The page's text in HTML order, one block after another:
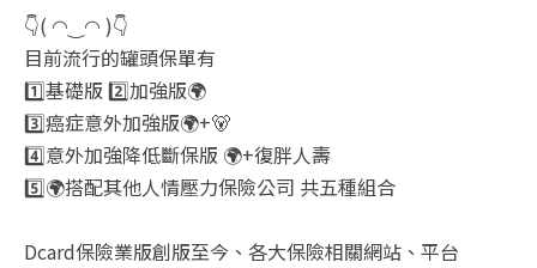
👇( ◠‿◠ )👇
目前流行的罐頭保單有
1️⃣基礎版 2️⃣加強版🌍
3️⃣癌症意外加強版🌍+🐻
4️⃣意外加強降低斷保版 🌍+復胖人壽
5️⃣🌍搭配其他人情壓力保險公司 共五種組合
Dcard保險業版創版至今、各大保險相關網站、平台